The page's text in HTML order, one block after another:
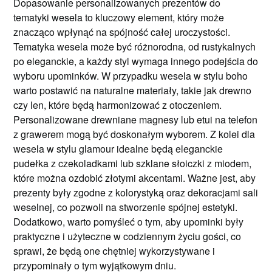
tematyki wesela to kluczowy element, który może
znacząco wpłynąć na spójność całej uroczystości.
Tematyka wesela może być różnorodna, od rustykalnych
po eleganckie, a każdy styl wymaga innego podejścia do
wyboru upominków. W przypadku wesela w stylu boho
warto postawić na naturalne materiały, takie jak drewno
czy len, które będą harmonizować z otoczeniem.
Personalizowane drewniane magnesy lub etui na telefon
z grawerem mogą być doskonałym wyborem. Z kolei dla
wesela w stylu glamour idealne będą eleganckie
pudełka z czekoladkami lub szklane słoiczki z miodem,
które można ozdobić złotymi akcentami. Ważne jest, aby
prezenty były zgodne z kolorystyką oraz dekoracjami sali
weselnej, co pozwoli na stworzenie spójnej estetyki.
Dodatkowo, warto pomyśleć o tym, aby upominki były
praktyczne i użyteczne w codziennym życiu gości, co
sprawi, że będą one chętniej wykorzystywane i
przypominały o tym wyjątkowym dniu.